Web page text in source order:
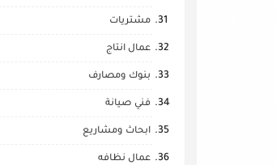
مشتريات
عمال انتاج
بنوك ومصارف
فني صيانة
ابحاث ومشاريع
عمال نظافه